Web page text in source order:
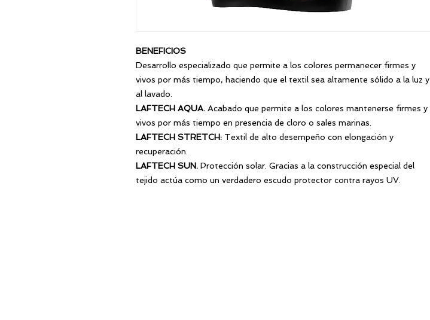
BENEFICIOS
Desarrollo especializado que permite a los colores permanecer firmes y
vivos por más tiempo, haciendo que el textil sea altamente sólido a la luz y
al lavado.
LAFTECH AQUA. Acabado que permite a los colores mantenerse firmes y
vivos por más tiempo en presencia de cloro o sales marinas.
LAFTECH STRETCH: Textil de alto desempeño con elongación y
recuperación.
LAFTECH SUN. Protección solar. Gracias a la construcción especial del
tejido actúa como un verdadero escudo protector contra rayos UV.